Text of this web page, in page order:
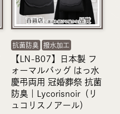
抗菌防臭 撥水加工
【LN-B07】日本製 フ
ォーマルバッグ はっ水
慶弔両用 冠婚葬祭 抗菌
防臭｜Lycorisnoir（リ
ュコリスノアール）